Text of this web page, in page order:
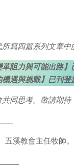
寫四篇系列文章中
阻力與可能出路
遇與挑戰】已刊
同思考。敬請期待
溪教會主任牧師。